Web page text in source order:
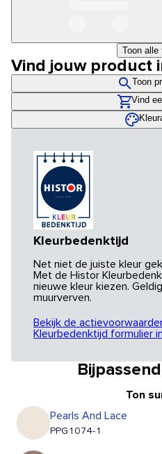
Toon alle
Vind jouw product
Toon
Vind
Kleurbedenktijd
Net niet de juiste kleur
Met de Histor
nieuwe kleur kiezen.
muurverven.
Bekijk de
Kleurbedenktijd formulier
Ton
Pearls And Lace
PPG1074-1